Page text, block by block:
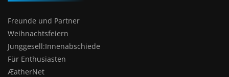
Freunde und Partner
Weihnachtsfeiern
Junggesell:Innenabschiede
Für Enthusiasten
ÆatherNet